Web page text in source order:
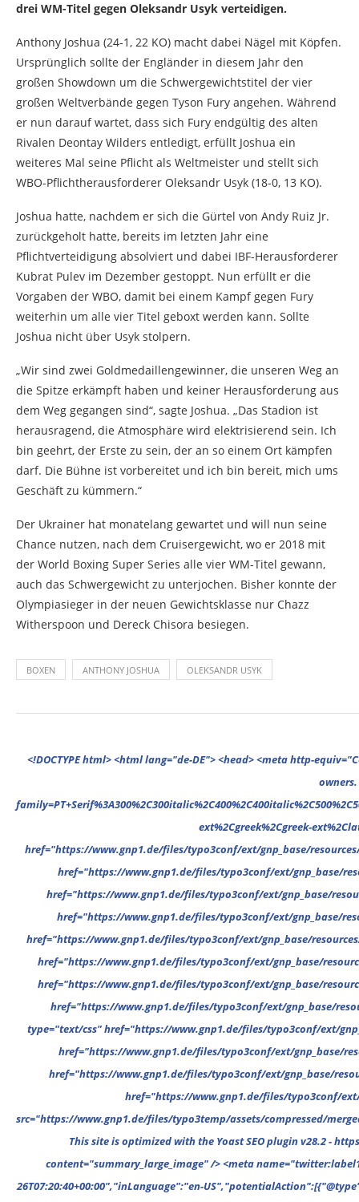
drei WM-Titel gegen Oleksandr Usyk verteidigen.
Anthony Joshua (24-1, 22 KO) macht dabei Nägel mit Köpfen.
Ursprünglich sollte der Engländer in diesem Jahr den
großen Showdown um die Schwergewichtstitel der vier
großen Weltverbände gegen Tyson Fury angehen. Während
er nun darauf wartet, dass sich Fury endgültig des alten
Rivalen Deontay Wilders entledigt, erfüllt Joshua ein
weiteres Mal seine Pflicht als Weltmeister und stellt sich
WBO-Pflichtherausforderer Oleksandr Usyk (18-0, 13 KO).
Joshua hatte, nachdem er sich die Gürtel von Andy Ruiz Jr.
zurückgeholt hatte, bereits im letzten Jahr eine
Pflichtverteidigung absolviert und dabei IBF-Herausforderer
Kubrat Pulev im Dezember gestoppt. Nun erfüllt er die
Vorgaben der WBO, damit bei einem Kampf gegen Fury
weiterhin um alle vier Titel geboxt werden kann. Sollte
Joshua nicht über Usyk stolpern.
„Wir sind zwei Goldmedaillengewinner, die unseren Weg an
die Spitze erkämpft haben und keiner Herausforderung aus
dem Weg gegangen sind“, sagte Joshua. „Das Stadion ist
herausragend, die Atmosphäre wird elektrisierend sein. Ich
bin geehrt, der Erste zu sein, der an so einem Ort kämpfen
darf. Die Bühne ist vorbereitet und ich bin bereit, mich ums
Geschäft zu kümmern.“
Der Ukrainer hat monatelang gewartet und will nun seine
Chance nutzen, nach dem Cruisergewicht, wo er 2018 mit
der World Boxing Super Series alle vier WM-Titel gewann,
auch das Schwergewicht zu unterjochen. Bisher konnte der
Olympiasieger in der neuen Gewichtsklasse nur Chazz
Witherspoon und Dereck Chisora besiegen.
BOXEN ANTHONY JOSHUA OLEKSANDR USYK
<!DOCTYPE html> <html lang="de-DE"> <head> <meta http-equiv="Content-Type" content="text/html; charset=UTF-8"/> <meta name="google-site-verification" content="cVGVUvWocm1gvSHxvrjHxzeA4oYlTAvZPb6G_EJBd1U" /> <!-- This website is powered by TYPO3 - inspiring people to share! TYPO3 is a free open source Content Management Framework initially created by Kasper Skaarhoj and licensed under GNU/GPL. TYPO3 is copyright 1998-2022 of Kasper Skaarhoj. Extensions are copyright of their respective owners. Information and contribution at https://typo3.org/ --> <base href="."> <title>News</title> <meta name="generator" content="TYPO3 CMS"/> <meta name="viewport" content="width=device-width,minimum-scale=1"/> <meta name="revisit-after" content="1 days"/> <meta name="allow-search" content="yes"/> <link rel="stylesheet" type="text/css" href="//fonts.googleapis.com/